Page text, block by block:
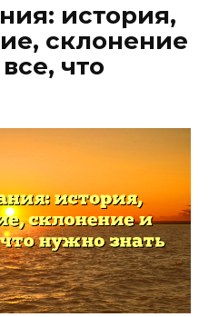
история,
склонение
что